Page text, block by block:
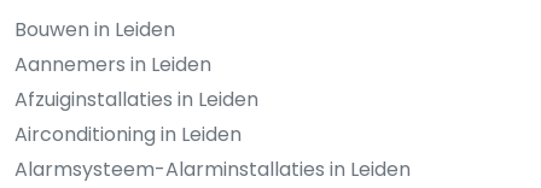
Bouwen in Leiden
Aannemers in Leiden
Afzuiginstallaties in Leiden
Airconditioning in Leiden
Alarmsysteem-Alarminstallaties in Leiden